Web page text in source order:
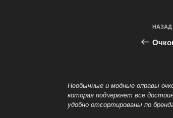
по
НАЗАД
Необычные и модные оправы
которая подчеркнет все
удобно отсортированы по